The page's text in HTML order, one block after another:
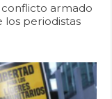
conflicto armado
los periodistas